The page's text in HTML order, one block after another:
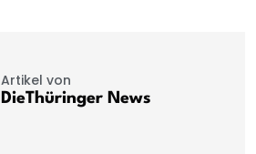
Artikel von
DieThüringer News